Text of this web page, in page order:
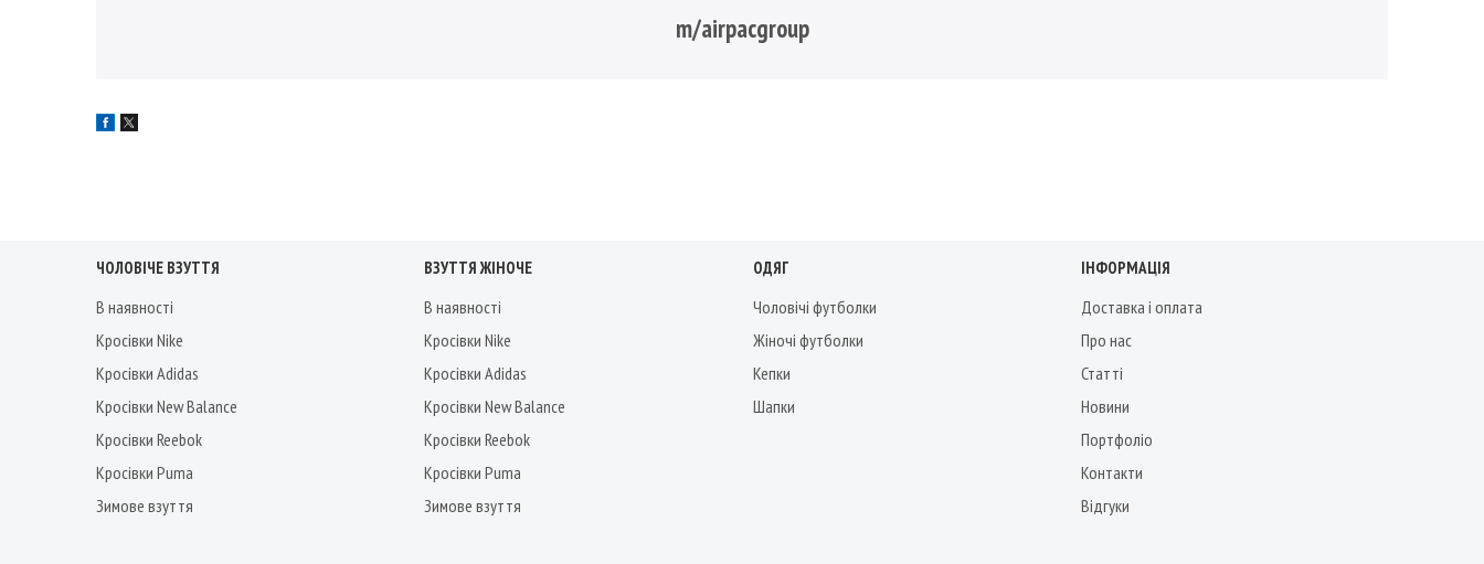
m/airpacgroup
ЧОЛОВІЧЕ ВЗУТТЯ
В наявності
Кросівки Nike
Кросівки Adidas
Кросівки New Balance
Кросівки Reebok
Кросівки Puma
Зимове взуття
ВЗУТТЯ ЖІНОЧЕ
В наявності
Кросівки Nike
Кросівки Adidas
Кросівки New Balance
Кросівки Reebok
Кросівки Puma
Зимове взуття
ОДЯГ
Чоловічі футболки
Жіночі футболки
Кепки
Шапки
ІНФОРМАЦІЯ
Доставка і оплата
Про нас
Статті
Новини
Портфоліо
Контакти
Відгуки